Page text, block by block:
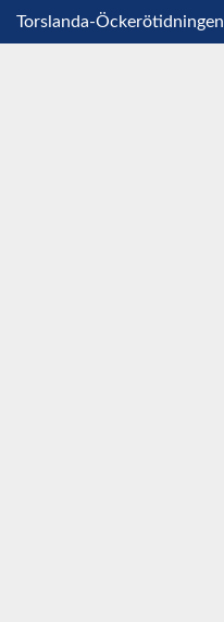
Torslanda-Öckerötidningen